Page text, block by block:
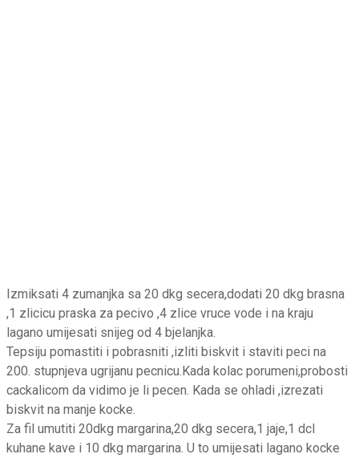
Izmiksati 4 zumanjka sa 20 dkg secera,dodati 20 dkg brasna
,1 zlicicu praska za pecivo ,4 zlice vruce vode i na kraju
lagano umijesati snijeg od 4 bjelanjka.
Tepsiju pomastiti i pobrasniti ,izliti biskvit i staviti peci na
200. stupnjeva ugrijanu pecnicu.Kada kolac porumeni,probosti
cackalicom da vidimo je li pecen. Kada se ohladi ,izrezati
biskvit na manje kocke.
Za fil umutiti 20dkg margarina,20 dkg secera,1 jaje,1 dcl
kuhane kave i 10 dkg margarina. U to umijesati lagano kocke